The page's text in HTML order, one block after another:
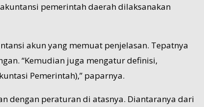
pemerintah daerah dilaksanakan
akun yang memuat penjelasan. Tepatnya
“Kemudian juga mengatur definisi,
Pemerintah),” paparnya.
dengan peraturan di atasnya. Diantaranya dari